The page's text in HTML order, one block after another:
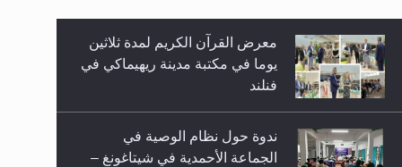
معرض القرآن الكريم لمدة ثلاثين
يوما في مكتبة مدينة ريهيماكي في
فنلند
ندوة حول نظام الوصية في
الجماعة الأحمدية في شيتاغونغ –